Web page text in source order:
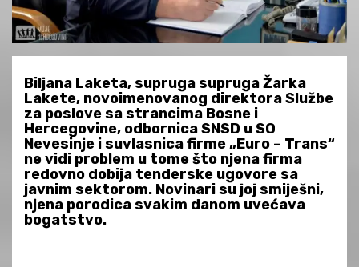
Biljana Laketa, supruga supruga Žarka
Lakete, novoimenovanog direktora Službe
za poslove sa strancima Bosne i
Hercegovine, odbornica SNSD u SO
Nevesinje i suvlasnica firme „Euro – Trans“
ne vidi problem u tome što njena firma
redovno dobija tenderske ugovore sa
javnim sektorom. Novinari su joj smiješni,
njena porodica svakim danom uvećava
bogatstvo.